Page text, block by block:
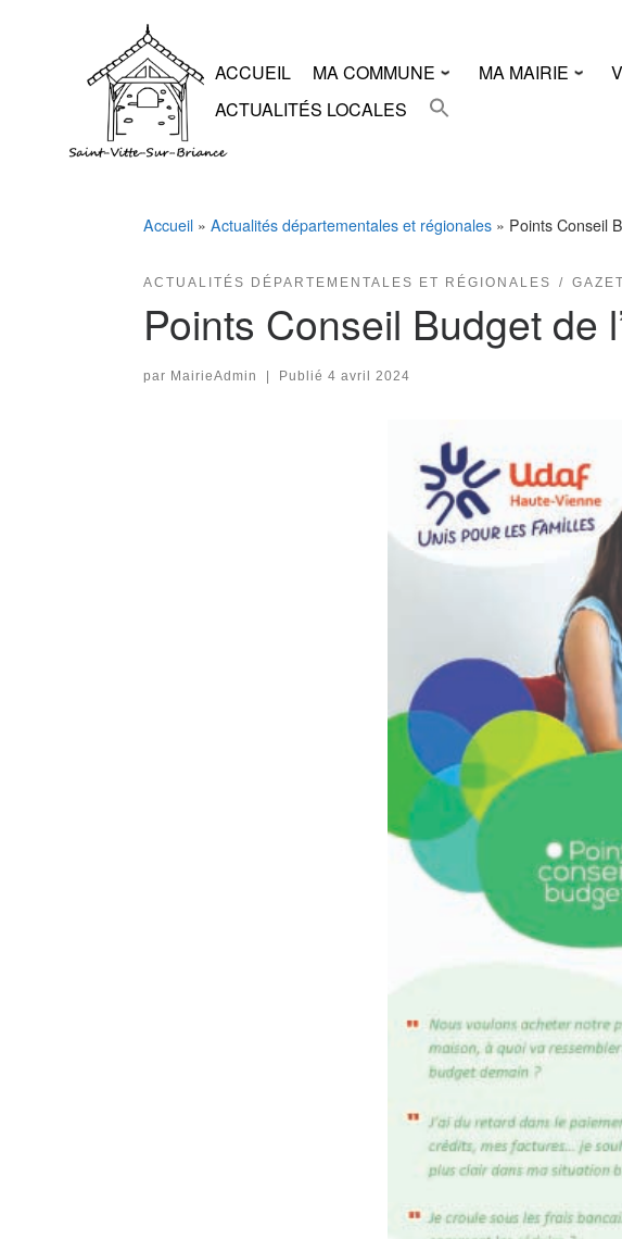
ACCUEIL MA COMMUNE MA MAIRIE
ACTUALITÉS LOCALES
Accueil » Actualités départementales et régionales » Points Conseil
ACTUALITÉS DÉPARTEMENTALES ET RÉGIONALES
Points Conseil Budget de
par MairieAdmin Publié 4 avril 2024